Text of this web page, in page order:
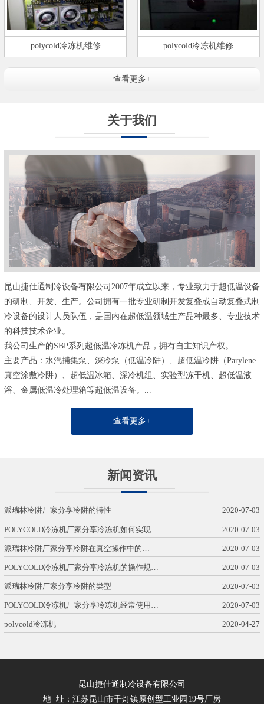
polycold冷冻机维修 polycold冷冻机维修
查看更多+
关于我们
昆山捷仕通制冷设备有限公司2007年成立以来，专业致力于超低温设备
的研制、开发、生产。公司拥有一批专业研制开发复叠或自动复叠式制
冷设备的设计人员队伍，是国内在超低温领域生产品种最多、专业技术
的科技技术企业。
我公司生产的SBP系列超低温冷冻机产品，拥有自主知识产权。
主要产品：水汽捕集泵、深冷泵（低温冷阱）、超低温冷阱（Parylene
真空涂敷冷阱）、超低温冰箱、深冷机组、实验型冻干机、超低温液
浴、金属低温冷处理箱等超低温设备。...
查看更多+
新闻资讯
派瑞林冷阱厂家分享冷阱的特性 2020-07-03
POLYCOLD冷冻机厂家分享冷冻机如何实现… 2020-07-03
派瑞林冷阱厂家分享冷阱在真空操作中的… 2020-07-03
POLYCOLD冷冻机厂家分享冷冻机的操作规… 2020-07-03
派瑞林冷阱厂家分享冷阱的类型 2020-07-03
POLYCOLD冷冻机厂家分享冷冻机经常使用… 2020-07-03
polycold冷冻机 2020-04-27
昆山捷仕通制冷设备有限公司
地 址：江苏昆山市千灯镇原创型工业园19号厂房